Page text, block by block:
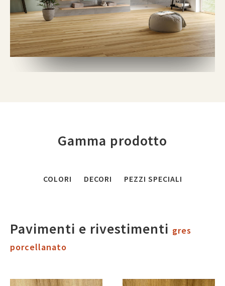
Gamma prodotto
COLORI DECORI PEZZI SPECIALI
Pavimenti e rivestimenti gres
porcellanato